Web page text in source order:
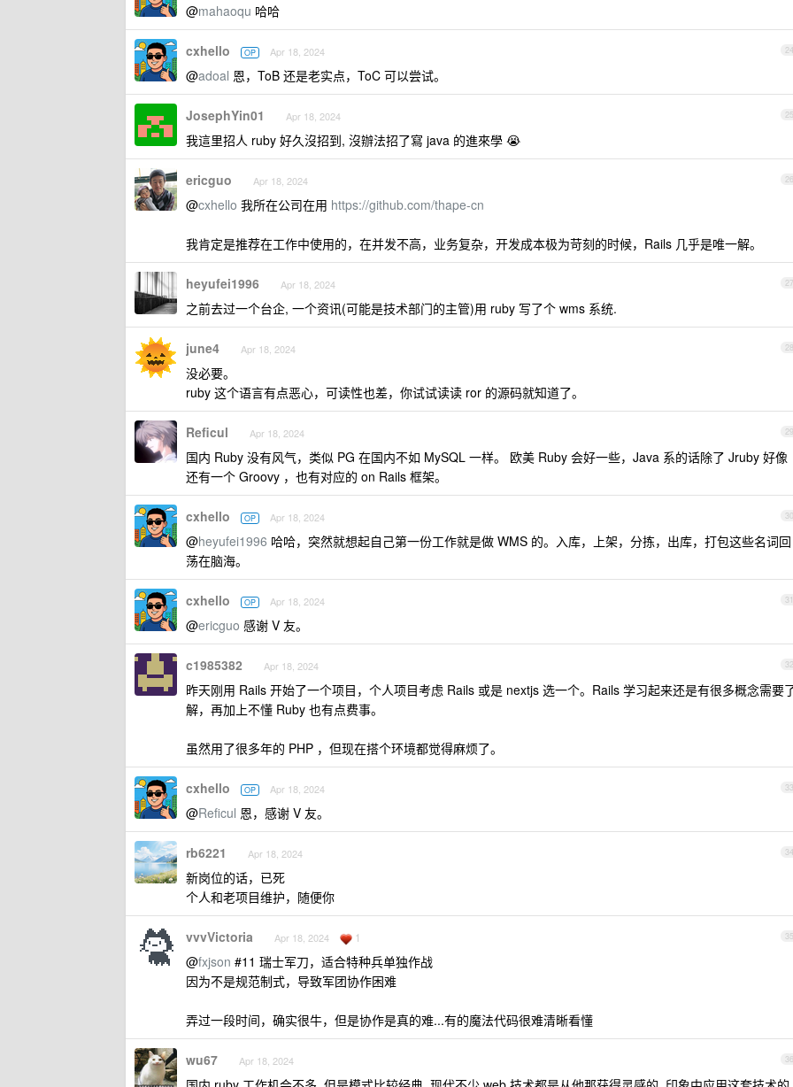
@mahaoqu 哈哈
24
cxhello OP Apr 18, 2024
@adoal 恩，ToB 还是老实点，ToC 可以尝试。
25
JosephYin01 Apr 18, 2024
我這里招人 ruby 好久沒招到, 沒辦法招了寫 java 的進來學 😭
26
ericguo Apr 18, 2024
@cxhello 我所在公司在用 https://github.com/thape-cn
我肯定是推荐在工作中使用的，在并发不高，业务复杂，开发成本极为苛刻的时候，Rails 几乎是唯一解。
27
heyufei1996 Apr 18, 2024
之前去过一个台企, 一个资讯(可能是技术部门的主管)用 ruby 写了个 wms 系统.
28
june4 Apr 18, 2024
没必要。
ruby 这个语言有点恶心，可读性也差，你试试读读 ror 的源码就知道了。
29
Reficul Apr 18, 2024
国内 Ruby 没有风气，类似 PG 在国内不如 MySQL 一样。 欧美 Ruby 会好一些，Java 系的话除了 Jruby 好像
还有一个 Groovy ，也有对应的 on Rails 框架。
30
cxhello OP Apr 18, 2024
@heyufei1996 哈哈，突然就想起自己第一份工作就是做 WMS 的。入库，上架，分拣，出库，打包这些名词回
荡在脑海。
31
cxhello OP Apr 18, 2024
@ericguo 感谢 V 友。
32
c1985382 Apr 18, 2024
昨天刚用 Rails 开始了一个项目，个人项目考虑 Rails 或是 nextjs 选一个。Rails 学习起来还是有很多概念需要
解，再加上不懂 Ruby 也有点费事。
虽然用了很多年的 PHP ，但现在搭个环境都觉得麻烦了。
33
cxhello OP Apr 18, 2024
@Reficul 恩，感谢 V 友。
34
rb6221 Apr 18, 2024
新岗位的话，已死
个人和老项目维护，随便你
35
vvvVictoria Apr 18, 2024 1
@fxjson #11 瑞士军刀，适合特种兵单独作战
因为不是规范制式，导致军团协作困难
弄过一段时间，确实很牛，但是协作是真的难...有的魔法代码很难清晰看懂
36
wu67 Apr 18, 2024